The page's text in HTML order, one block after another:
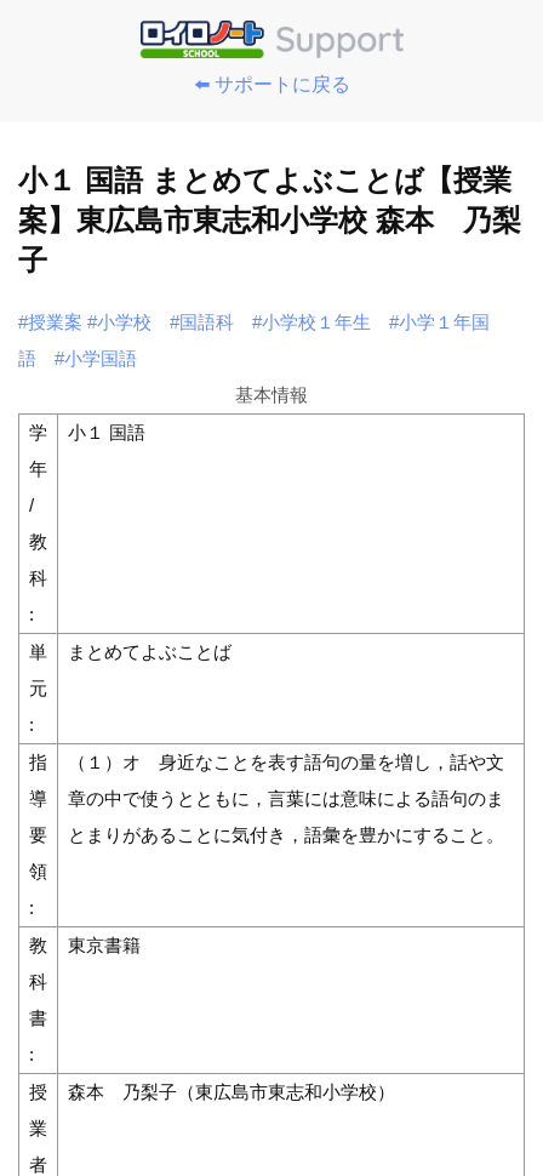
⬅️ サポートに戻る
小１ 国語 まとめてよぶことば【授業
案】東広島市東志和小学校 森本 乃梨
子
#授業案 #小学校 #国語科 #小学校１年生
#小学１年国
語
#小学国語
基本情報
学
年
/
教
科
:
小１ 国語
単
元
:
まとめてよぶことば
指
導
要
領
:
（１）オ 身近なことを表す語句の量を増し，話や文
章の中で使うとともに，言葉には意味による語句のま
とまりがあることに気付き，語彙を豊かにすること。
教
科
書
:
東京書籍
授
業
者
森本 乃梨子（東広島市東志和小学校）